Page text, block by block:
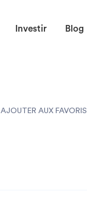
Investir Blog
AJOUTER AUX FAVORIS